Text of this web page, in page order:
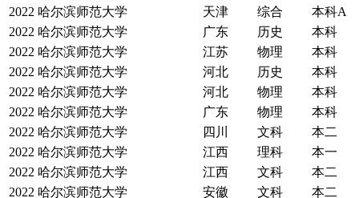
2022 哈尔滨师范大学 天津 综合
本科A
2022 哈尔滨师范大学 广东 历史
本科
2022 哈尔滨师范大学 江苏 物理
本科
2022 哈尔滨师范大学 河北 历史
本科
2022 哈尔滨师范大学 河北 物理
本科
2022 哈尔滨师范大学 广东 物理
本科
2022 哈尔滨师范大学 四川 文科
本二
2022 哈尔滨师范大学 江西 理科
本一
2022 哈尔滨师范大学 江西 文科
本二
2022 哈尔滨师范大学 安徽 文科
本二